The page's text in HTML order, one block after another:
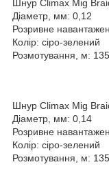
Шнур Climax Mig
Діаметр, мм: 0,12
Розривне
Колір: сіро-зелений
Розмотування, м: 135
Шнур Climax Mig
Діаметр, мм: 0,14
Розривне
Колір: сіро-зелений
Розмотування, м: 135